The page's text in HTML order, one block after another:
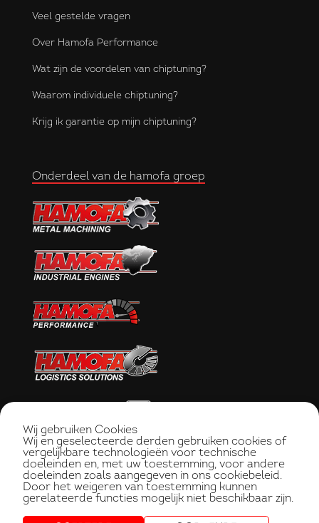
Wij gebruiken Cookies
Wij en geselecteerde derden gebruiken cookies of
vergelijkbare technologieën voor technische
doeleinden en, met uw toestemming, voor andere
doeleinden zoals aangegeven in ons cookiebeleid.
Door het weigeren van toestemming kunnen
gerelateerde functies mogelijk niet beschikbaar zijn.
Veel gestelde vragen
Over Hamofa Performance
Wat zijn de voordelen van chiptuning?
Waarom individuele chiptuning?
Krijg ik garantie op mijn chiptuning?
Onderdeel van de hamofa groep